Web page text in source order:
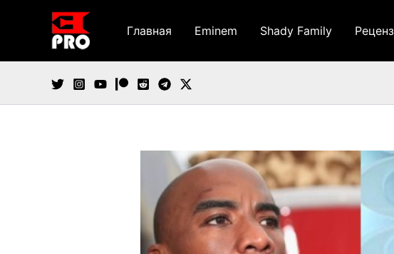
содержимому
Главная Eminem Shady Family